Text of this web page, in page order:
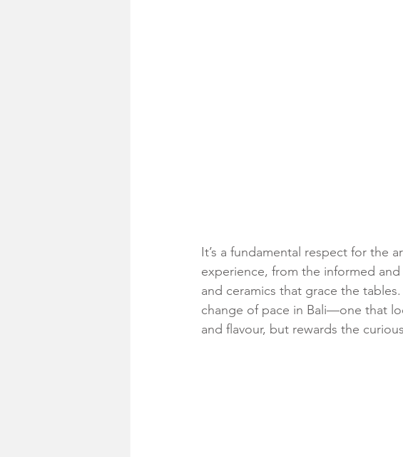
It’s a fundamental respect for the
experience, from the informed
and ceramics that grace the
change of pace in Bali—one that
and flavour, but rewards the